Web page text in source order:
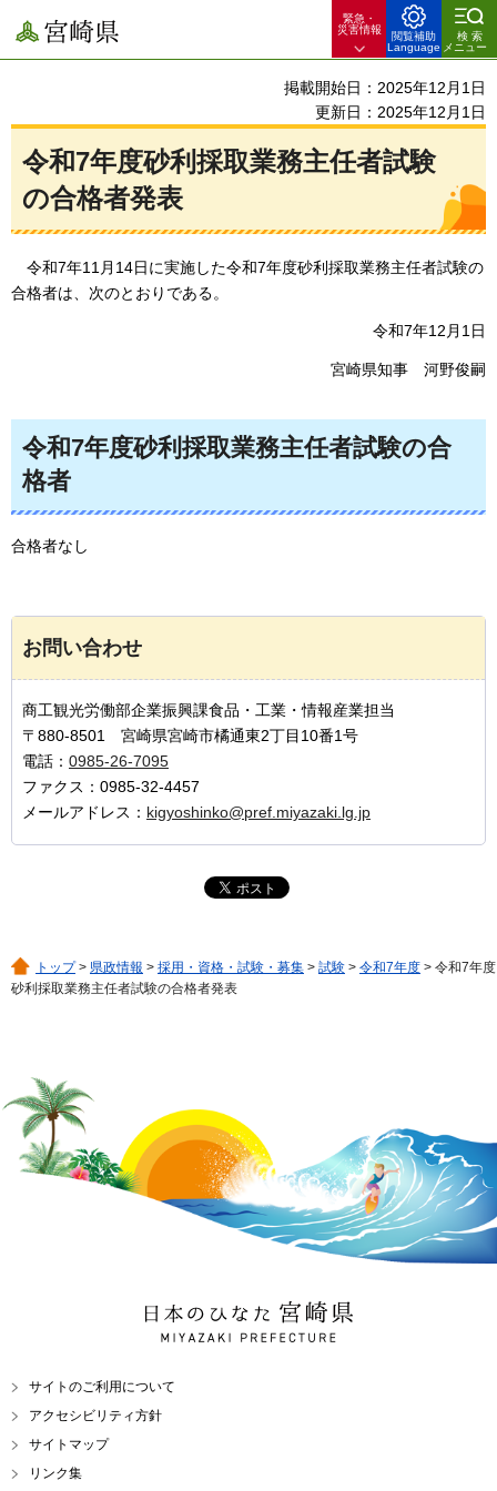
宮崎県
緊急・
災害情報
閲覧補助
Language
検索
メニュー
掲載開始日：2025年12月1日
更新日：2025年12月1日
令和7年度砂利採取業務主任者試験
の合格者発表
令和7年11月14日に実施した令和7年度砂利採取業務主任者試験の
合格者は、次のとおりである。
令和7年12月1日
宮崎県知事 河野俊嗣
令和7年度砂利採取業務主任者試験の合
格者
合格者なし
お問い合わせ
商工観光労働部企業振興課食品・工業・情報産業担当
〒880-8501 宮崎県宮崎市橘通東2丁目10番1号
電話： 0985-26-7095
ファクス：0985-32-4457
メールアドレス： kigyoshinko@pref.miyazaki.lg.jp
トップ> 県政情報 > 採用・資格・試験・募集 > 試験 > 令和7年度 > 令和7年度
砂利採取業務主任者試験の合格者発表
日本のひなた 宮崎県
MIYAZAKI PREFECTURE
サイトのご利用について
アクセシビリティ方針
サイトマップ
リンク集